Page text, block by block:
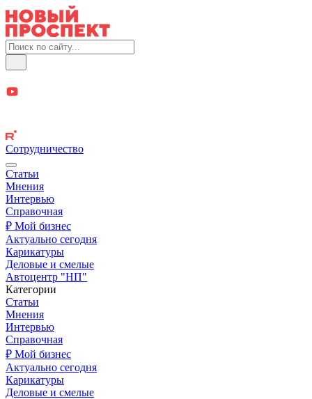
Сотрудничество
Статьи
Мнения
Интервью
Справочная
₽ Мой бизнес
Актуально сегодня
Карикатуры
Деловые и смелые
Автоцентр "НП"
Категории
Статьи
Мнения
Интервью
Справочная
₽ Мой бизнес
Актуально сегодня
Карикатуры
Деловые и смелые